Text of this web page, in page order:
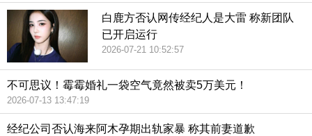
白鹿方否认网传经纪人是大雷 称新团队
已开启运行
2026-07-21 10:52:57
不可思议！霉霉婚礼一袋空气竟然被卖5万美元！
2026-07-13 13:47:19
经纪公司否认海来阿木孕期出轨家暴 称其前妻道歉